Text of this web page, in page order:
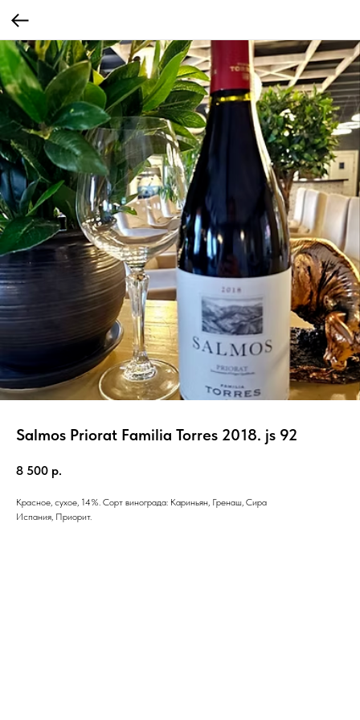
Salmos Priorat Familia Torres 2018. js 92
8 500 р.
Красное, сухое, 14%. Сорт винограда: Кариньян, Гренаш, Сира
Испания, Приорит.